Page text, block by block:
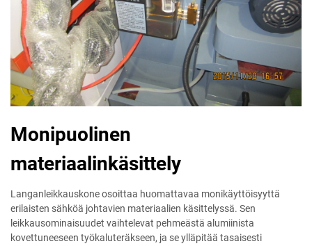
Monipuolinen
materiaalinkäsittely
Langanleikkauskone osoittaa huomattavaa monikäyttöisyyttä
erilaisten sähköä johtavien materiaalien käsittelyssä. Sen
leikkausominaisuudet vaihtelevat pehmeästä alumiinista
kovettuneeseen työkaluteräkseen, ja se ylläpitää tasaisesti